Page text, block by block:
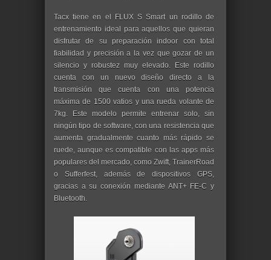
Tacx tiene en el FLUX S Smart un rodillo de
entrenamiento ideal para aquellos que quieran
disfrutar de su preparación indoor con total
fiabilidad y precisión a la vez que gozar de un
silencio y robustez muy elevado. Este rodillo
cuenta con un nuevo diseño directo a la
transmisión que cuenta con una potencia
máxima de 1500 vatios y una rueda volante de
7kg. Este modelo permite entrenar solo, sin
ningún tipo de software, con una resistencia que
aumenta gradualmente cuanto más rápido se
ruede, aunque es compatible con las apps más
populares del mercado, como Zwift, TrainerRoad
o Sufferfest, además de dispositivos GPS,
gracias a su conexión mediante ANT+ FE-C y
Bluetooth.